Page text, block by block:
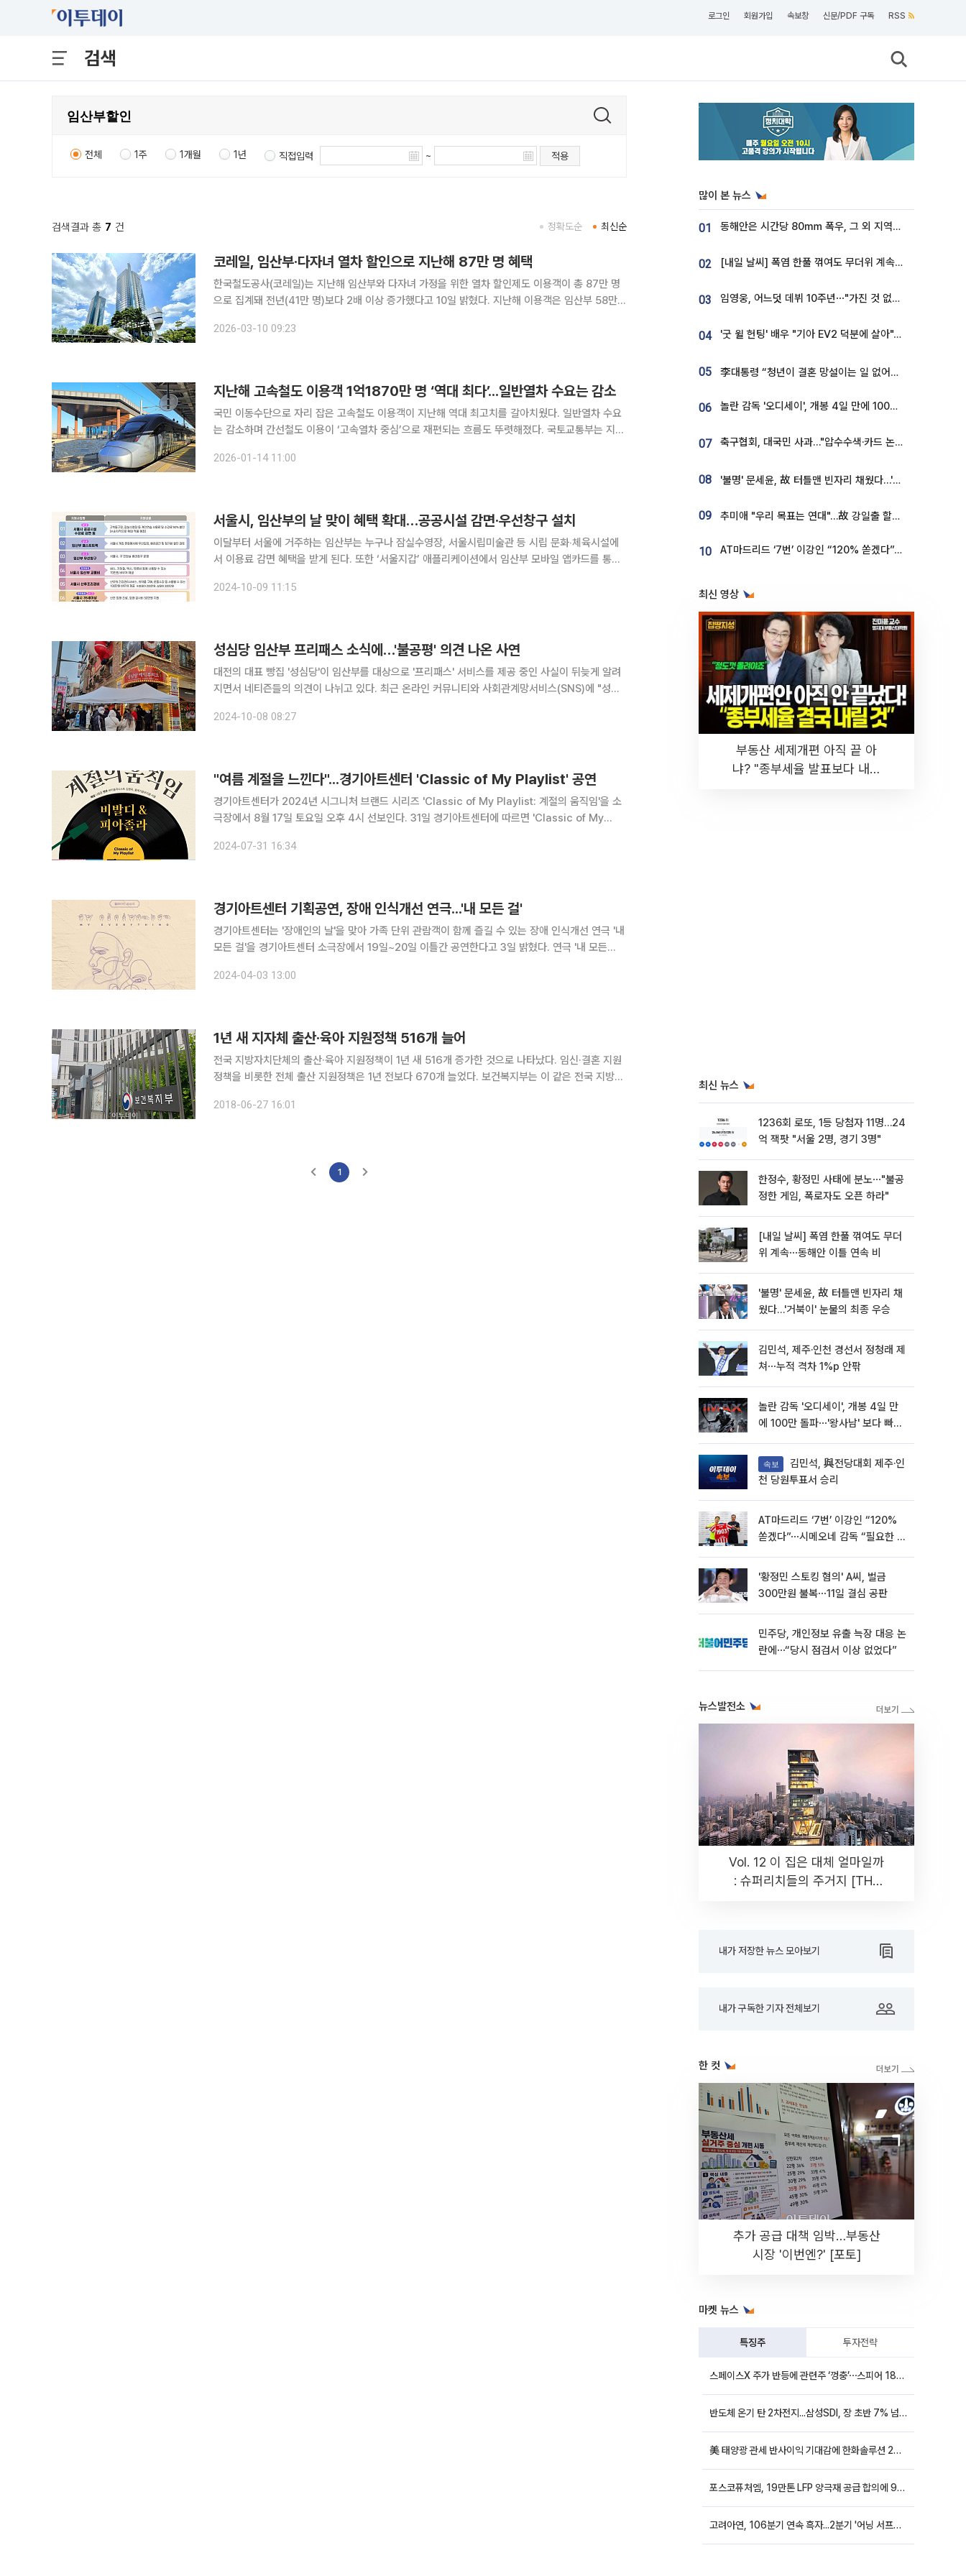
로그인 회원가입 속보창 신문/PDF 구독 RSS
검색
전체 1주 1개월 1년 직접입력 ~ 적용
검색결과 총 7 건 최신순
정확도순
코레일, 임산부·다자녀 열차 할인으로 지난해 87만 명 혜택
한국철도공사(코레일)는 지난해 임산부와 다자녀 가정을 위한 열차 할인제도 이용객이 총 87만 명
으로 집계돼 전년(41만 명)보다 2배 이상 증가했다고 10일 밝혔다. 지난해 이용객은 임산부 58만
일’은 지난해 58만3000명이 이용했고 할인 금액은 총 75
2026-03-10 09:23
지난해 고속철도 이용객 1억1870만 명 ‘역대 최다’...일반열차 수요는 감소
국민 이동수단으로 자리 잡은 고속철도 이용객이 지난해 역대 최고치를 갈아치웠다. 일반열차 수요
는 감소하며 간선철도 이용이 ‘고속열차 중심’으로 재편되는 흐름도 뚜렷해졌다. 국토교통부는 지난
다. 이 가운데 고속철도 이용객은 1억1870만 명으로 2.6% 늘
2026-01-14 11:00
서울시, 임산부의 날 맞이 혜택 확대…공공시설 감면·우선창구 설치
이달부터 서울에 거주하는 임산부는 누구나 잠실수영장, 서울시립미술관 등 시립 문화‧체육시설에
서 이용료 감면 혜택을 받게 된다. 또한 ‘서울지갑’ 애플리케이션에서 임산부 모바일 앱카드를 통해
부의 날(10월 10일)’을 맞아 임산부에 대한 지원과 예우를 강화한
2024-10-09 11:15
성심당 임산부 프리패스 소식에…'불공평' 의견 나온 사연
대전의 대표 빵집 '성심당'이 임산부를 대상으로 '프리패스' 서비스를 제공 중인 사실이 뒤늦게 알려
지면서 네티즌들의 의견이 나뉘고 있다. 최근 온라인 커뮤니티와 사회관계망서비스(SNS)에 "성심
는 글이 게재됐다. 게시자에 따르면 "맨날 줄 서서 샀다.
2024-10-08 08:27
"여름 계절을 느낀다"...경기아트센터 'Classic of My Playlist' 공연
경기아트센터가 2024년 시그니처 브랜드 시리즈 'Classic of My Playlist: 계절의 움직임'을 소
극장에서 8월 17일 토요일 오후 4시 선보인다. 31일 경기아트센터에 따르면 'Classic of My
이다. 첫 '플레이리스트'에
2024-07-31 16:34
경기아트센터 기획공연, 장애 인식개선 연극...'내 모든 걸'
경기아트센터는 '장애인의 날'을 맞아 가족 단위 관람객이 함께 즐길 수 있는 장애 인식개선 연극 '내
모든 걸'을 경기아트센터 소극장에서 19일~20일 이틀간 공연한다고 3일 밝혔다. 연극 '내 모든
며 세상을 씩씩하게 살아가는 수어 통역사 '이유'가 만나
2024-04-03 13:00
1년 새 지자체 출산·육아 지원정책 516개 늘어
전국 지방자치단체의 출산·육아 지원정책이 1년 새 516개 증가한 것으로 나타났다. 임신·결혼 지원
정책을 비롯한 전체 출산 지원정책은 1년 전보다 670개 늘었다. 보건복지부는 이 같은 전국 지방자
2018-06-27 16:01
1
많이 본 뉴스
01 동해안은 시간당 80㎜ 폭우, 그 외 지역은 폭염…‘극과 극 날씨’
02 [내일 날씨] 폭염 한풀 꺾여도 무더위 계속⋯동해안 이틀 연속 비
03 임영웅, 어느덧 데뷔 10주년⋯"가진 것 없던 시절, 내 앞엔 20명의 팬뿐"
04 '굿 윌 헌팅' 배우 "기아 EV2 덕분에 살아"…교통사고 후 안전성 극찬
05 李대통령 “청년이 결혼 망설이는 일 없어야...제도상 불이익 조사”
06 놀란 감독 '오디세이', 개봉 4일 만에 100만 돌파⋯'왕사남' 보다 빠르다
07 축구협회, 대국민 사과…"압수수색·카드 논란 사죄, 강도 높은 쇄신"
08 '불명' 문세윤, 故 터틀맨 빈자리 채웠다…'거북이' 눈물의 최종 우승
09 추미애 "우리 목표는 연대"…故 강일출 할머니 흉상 제막
10 AT마드리드 ‘7번’ 이강인 “120% 쏟겠다”⋯시메오네 감독 “필요한 선수”
최신 영상
부동산 세제개편 아직 끝 아
냐? "종부세율 발표보다 내릴
최신 뉴스
1236회 로또, 1등 당첨자 11명…24
억 잭팟 "서울 2명, 경기 3명"
한정수, 황정민 사태에 분노⋯"불공
정한 게임, 폭로자도 오픈 하라"
[내일 날씨] 폭염 한풀 꺾여도 무더
위 계속⋯동해안 이틀 연속 비
'불명' 문세윤, 故 터틀맨 빈자리 채
웠다…'거북이' 눈물의 최종 우승
김민석, 제주·인천 경선서 정청래 제
쳐⋯누적 격차 1%p 안팎
놀란 감독 '오디세이', 개봉 4일 만
에 100만 돌파⋯'왕사남' 보다 빠르
속보
천 당원투표서 승리
AT마드리드 ‘7번’ 이강인 “120%
쏟겠다”⋯시메오네 감독 “필요한 선
'황정민 스토킹 혐의' A씨, 벌금
300만원 불복⋯11일 결심 공판
민주당, 개인정보 유출 늑장 대응 논
란에⋯“당시 점검서 이상 없었다”
뉴스발전소
Vol. 12 이 집은 대체 얼마일까
: 슈퍼리치들의 주거지 [THE
내가 저장한 뉴스 모아보기
내가 구독한 기자 전체보기
한 컷
추가 공급 대책 임박…부동산
시장 '이번엔?' [포토]
마켓 뉴스
특징주 투자전략
스페이스X 주가 반등에 관련주 ‘껑충’⋯스피어 18%ㆍ에이치브이엠 12%↑
반도체 온기 탄 2차전지...삼성SDI, 장 초반 7% 넘게 껑충
美 태양광 관세 반사이익 기대감에 한화솔루션 20%대·OCI홀딩스 14%대 급등
포스코퓨처엠, 19만톤 LFP 양극재 공급 합의에 9%대 강세
고려아연, 106분기 연속 흑자...2분기 '어닝 서프라이즈'에 장 초반 12%대 강세